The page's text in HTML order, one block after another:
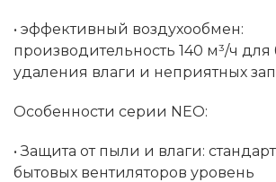
• эффективный воздухообмен:
производительность 140 м³/ч для
удаления влаги и неприятных
Особенности серии NEO:
• Защита от пыли и влаги:
бытовых вентиляторов уровень